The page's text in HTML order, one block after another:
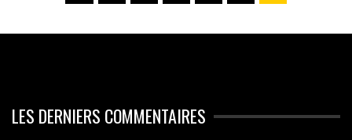
LES DERNIERS COMMENTAIRES